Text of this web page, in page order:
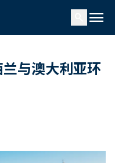
menu
与澳大利亚环